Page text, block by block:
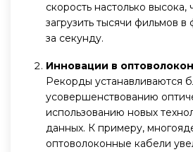
скорость настолько высока,
загрузить тысячи фильмов в
за секунду.
Инновации в
Рекорды устанавливаются
усовершенствованию
использованию новых
данных. К примеру,
оптоволоконные кабели